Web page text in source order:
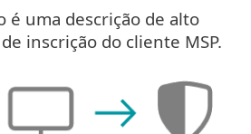
é uma descrição de alto
inscrição do cliente MSP.